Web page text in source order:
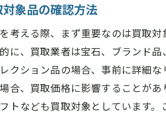
対象品の確認方法
考える際、まず重要なのは買取
に、買取業者は宝石、ブランド
クション品の場合、事前に詳細
合、買取価格に影響することが
トなども買取対象としています